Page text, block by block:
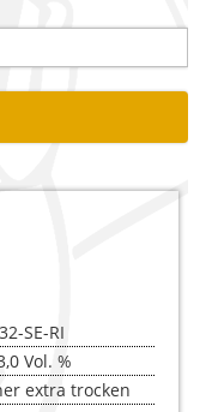
SE-RI
Vol. %
extra trocken